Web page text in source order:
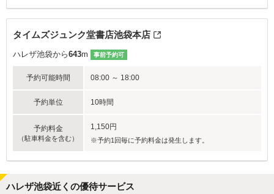
タイムズジュンク堂書店池袋本店
ハレザ池袋から643m 事前予約可
予約可能時間 08:00 ～ 18:00
予約単位 10時間
予約料金
（駐車料金を含む）
1,150円
※予約1回毎に予約料金は発生します。
ハレザ池袋近くの優待サービス